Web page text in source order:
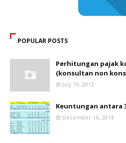
POPULAR POSTS
Perhitungan pajak
(konsultan non
July 19, 2012
Keuntungan antara
December 16, 2014